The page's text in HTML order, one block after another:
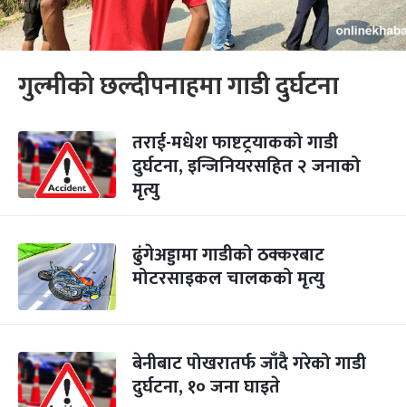
गुल्मीको छल्दीपनाहमा गाडी दुर्घटना
तराई-मधेश फाष्टट्रयाकको गाडी
दुर्घटना, इन्जिनियरसहित २ जनाको
मृत्यु
ढुंगेअड्डामा गाडीको ठक्करबाट
मोटरसाइकल चालकको मृत्यु
बेनीबाट पोखरातर्फ जाँदै गरेको गाडी
दुर्घटना, १० जना घाइते